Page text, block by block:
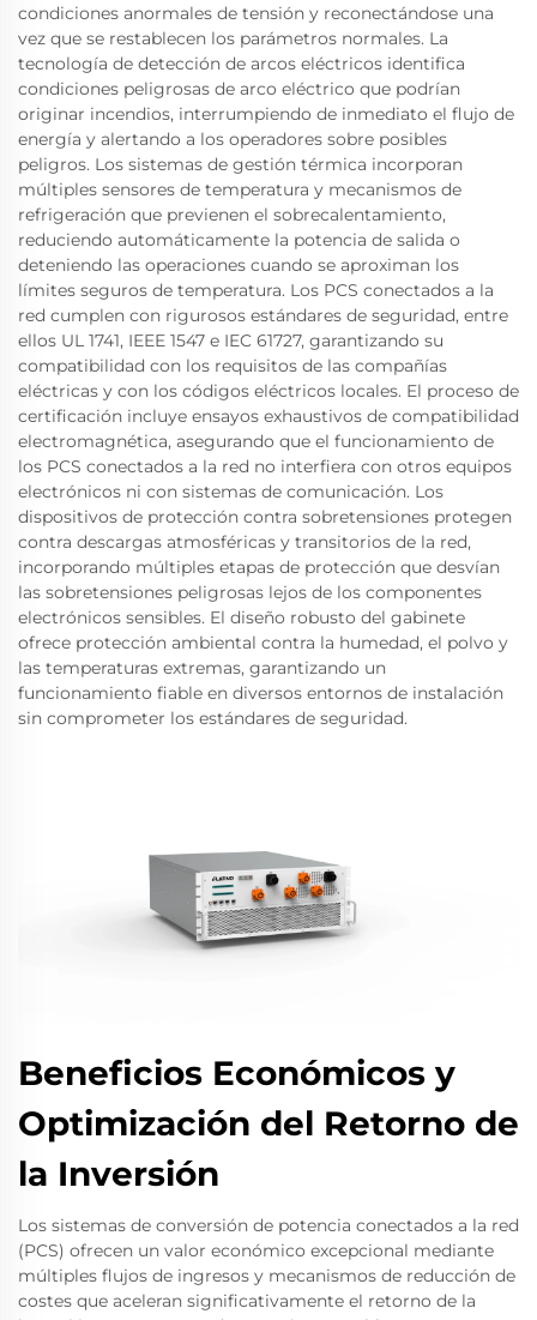
condiciones anormales de tensión y reconectándose una
vez que se restablecen los parámetros normales. La
tecnología de detección de arcos eléctricos identifica
condiciones peligrosas de arco eléctrico que podrían
originar incendios, interrumpiendo de inmediato el flujo de
energía y alertando a los operadores sobre posibles
peligros. Los sistemas de gestión térmica incorporan
múltiples sensores de temperatura y mecanismos de
refrigeración que previenen el sobrecalentamiento,
reduciendo automáticamente la potencia de salida o
deteniendo las operaciones cuando se aproximan los
límites seguros de temperatura. Los PCS conectados a la
red cumplen con rigurosos estándares de seguridad, entre
ellos UL 1741, IEEE 1547 e IEC 61727, garantizando su
compatibilidad con los requisitos de las compañías
eléctricas y con los códigos eléctricos locales. El proceso de
certificación incluye ensayos exhaustivos de compatibilidad
electromagnética, asegurando que el funcionamiento de
los PCS conectados a la red no interfiera con otros equipos
electrónicos ni con sistemas de comunicación. Los
dispositivos de protección contra sobretensiones protegen
contra descargas atmosféricas y transitorios de la red,
incorporando múltiples etapas de protección que desvían
las sobretensiones peligrosas lejos de los componentes
electrónicos sensibles. El diseño robusto del gabinete
ofrece protección ambiental contra la humedad, el polvo y
las temperaturas extremas, garantizando un
funcionamiento fiable en diversos entornos de instalación
sin comprometer los estándares de seguridad.
Beneficios Económicos y
Optimización del Retorno de
la Inversión
Los sistemas de conversión de potencia conectados a la red
(PCS) ofrecen un valor económico excepcional mediante
múltiples flujos de ingresos y mecanismos de reducción de
costes que aceleran significativamente el retorno de la